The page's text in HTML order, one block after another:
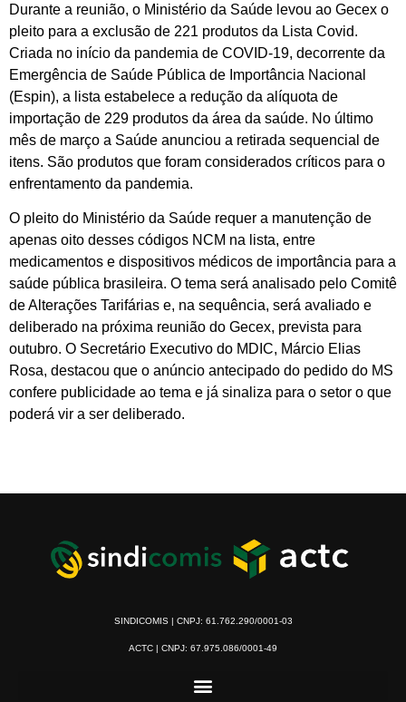
Durante a reunião, o Ministério da Saúde levou ao Gecex o
pleito para a exclusão de 221 produtos da Lista Covid.
Criada no início da pandemia de COVID-19, decorrente da
Emergência de Saúde Pública de Importância Nacional
(Espin), a lista estabelece a redução da alíquota de
importação de 229 produtos da área da saúde. No último
mês de março a Saúde anunciou a retirada sequencial de
itens. São produtos que foram considerados críticos para o
enfrentamento da pandemia.
O pleito do Ministério da Saúde requer a manutenção de
apenas oito desses códigos NCM na lista, entre
medicamentos e dispositivos médicos de importância para a
saúde pública brasileira. O tema será analisado pelo Comitê
de Alterações Tarifárias e, na sequência, será avaliado e
deliberado na próxima reunião do Gecex, prevista para
outubro. O Secretário Executivo do MDIC, Márcio Elias
Rosa, destacou que o anúncio antecipado do pedido do MS
confere publicidade ao tema e já sinaliza para o setor o que
poderá vir a ser deliberado.
SINDICOMIS | CNPJ: 61.762.290/0001-03
ACTC | CNPJ: 67.975.086/0001-49